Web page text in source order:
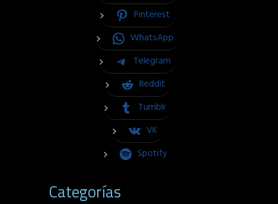
Pinterest
WhatsApp
Telegram
Reddit
Tumblr
VK
Spotify
Categorías